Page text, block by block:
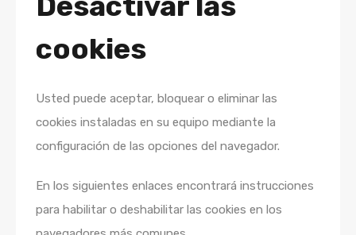
cookies
Usted puede aceptar, bloquear o eliminar las
cookies instaladas en su equipo mediante la
configuración de las opciones del navegador.
En los siguientes enlaces encontrará instrucciones
para habilitar o deshabilitar las cookies en los